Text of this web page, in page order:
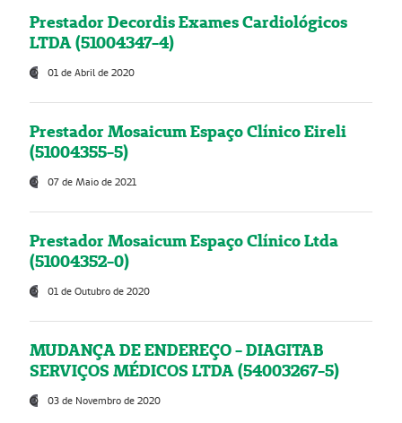
Prestador Decordis Exames Cardiológicos
LTDA (51004347-4)
01 de Abril de 2020
Prestador Mosaicum Espaço Clínico Eireli
(51004355-5)
07 de Maio de 2021
Prestador Mosaicum Espaço Clínico Ltda
(51004352-0)
01 de Outubro de 2020
MUDANÇA DE ENDEREÇO - DIAGITAB
SERVIÇOS MÉDICOS LTDA (54003267-5)
03 de Novembro de 2020